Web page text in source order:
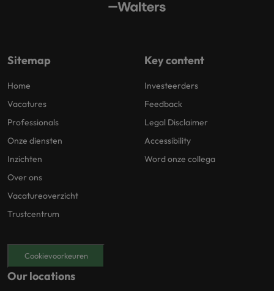
Sitemap
Home
Vacatures
Professionals
Onze diensten
Inzichten
Over ons
Vacatureoverzicht
Trustcentrum
Key content
Investeerders
Feedback
Legal Disclaimer
Accessibility
Word onze collega
Cookievoorkeuren
Our locations